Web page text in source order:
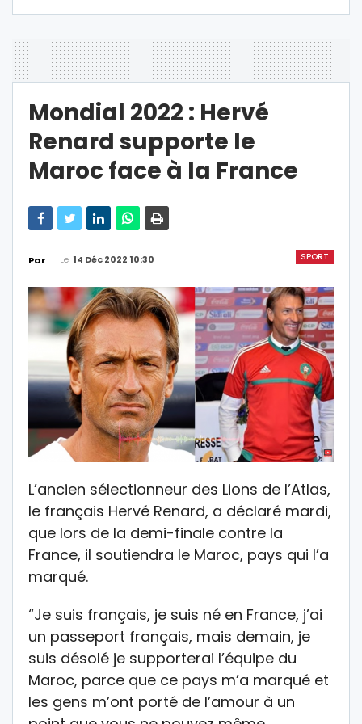
Mondial 2022 : Hervé
Renard supporte le
Maroc face à la France
SPORT
Par Le 14 Déc 2022 10:30
L’ancien sélectionneur des Lions de l’Atlas,
le français Hervé Renard, a déclaré mardi,
que lors de la demi-finale contre la
France, il soutiendra le Maroc, pays qui l’a
marqué.
“Je suis français, je suis né en France, j’ai
un passeport français, mais demain, je
suis désolé je supporterai l’équipe du
Maroc, parce que ce pays m’a marqué et
les gens m’ont porté de l’amour à un